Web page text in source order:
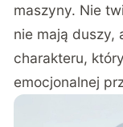
maszyny. Nie
nie mają duszy,
charakteru,
emocjonalnej